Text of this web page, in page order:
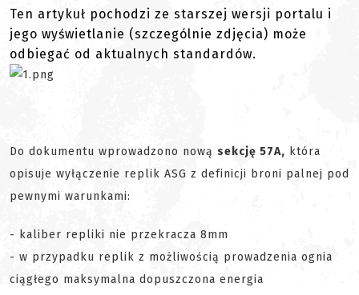
Ten artykuł pochodzi ze starszej wersji portalu i
jego wyświetlanie (szczególnie zdjęcia) może
odbiegać od aktualnych standardów.
Do dokumentu wprowadzono nową sekcję 57A, która
opisuje wyłączenie replik ASG z definicji broni palnej pod
pewnymi warunkami:
- kaliber repliki nie przekracza 8mm
- w przypadku replik z możliwością prowadzenia ognia
ciągłego maksymalna dopuszczona energia